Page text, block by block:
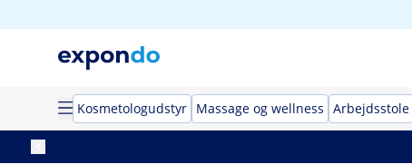
Kosmetologudstyr Massage og wellness Arbejdsstole